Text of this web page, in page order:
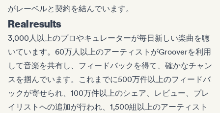
がレーベルと契約を結んでいます。
Real results
3,000人以上のプロやキュレーターが毎日新しい楽曲を聴
いています。60万人以上のアーティストがGrooverを利用
して音楽を共有し、フィードバックを得て、確かなチャン
スを掴んでいます。これまでに500万件以上のフィードバ
ックが寄せられ、100万件以上のシェア、レビュー、プレ
イリストへの追加が行われ、1,500組以上のアーティスト